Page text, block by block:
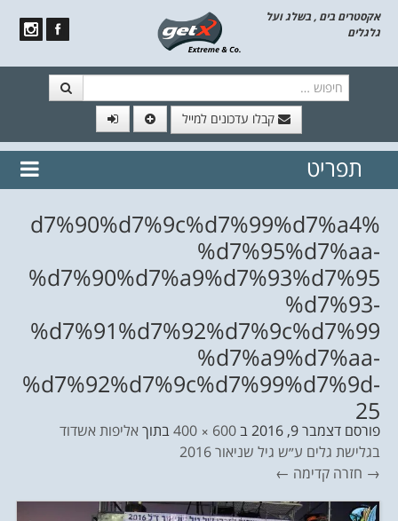
אקסטרים בים , בשלג ועל
גלגלים
קבלו עדכונים למייל
// הצטרף לרשימת תפוצה!
נשמח
תפריט
%d7%90%d7%9c%d7%99%d7%a4
%d7%95%d7%aa-
%d7%90%d7%a9%d7%93%d7%95
%d7%93-
%d7%91%d7%92%d7%9c%d7%99
%d7%a9%d7%aa-
%d7%92%d7%9c%d7%99%d7%9d-
25
פורסם דצמבר 9, 2016 ב600 × 400 בתוךאליפות אשדוד
בגלישת גלים ע״ש גיל שניאור 2016
→ חזרה קדימה ←